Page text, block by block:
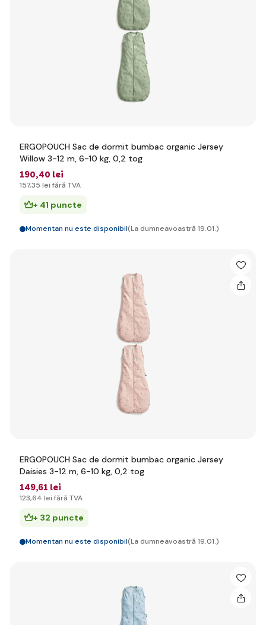
ERGOPOUCH Sac de dormit bumbac organic Jersey
Willow 3-12 m, 6-10 kg, 0,2 tog
190,40 lei
157,35 lei fără TVA
+ 41 puncte
Momentan nu este disponibil(La dumneavoastră 19.01.)
ERGOPOUCH Sac de dormit bumbac organic Jersey
Daisies 3-12 m, 6-10 kg, 0,2 tog
149,61 lei
123,64 lei fără TVA
+ 32 puncte
Momentan nu este disponibil(La dumneavoastră 19.01.)